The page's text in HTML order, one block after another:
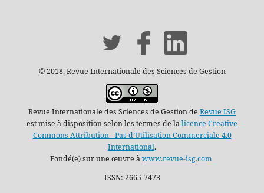
© 2018, Revue Internationale des Sciences de Gestion
Revue Internationale des Sciences de Gestion de Revue ISG
est mise à disposition selon les termes de lalicence Creative
Commons Attribution - Pas d’Utilisation Commerciale 4.0
International.
Fondé(e) sur une œuvre àwww.revue-isg.com
ISSN: 2665-7473